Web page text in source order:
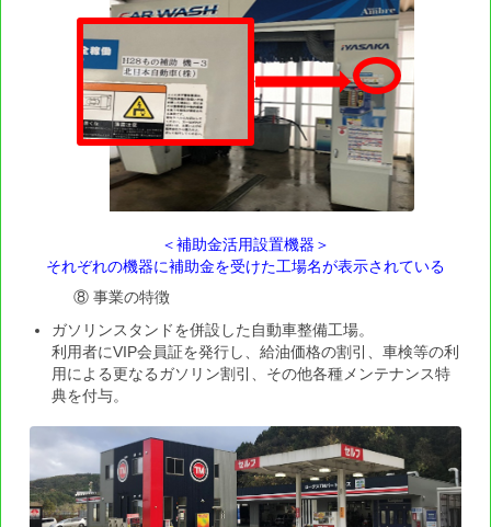
ビスネットワーク提供
補助金を活用した6社共同経営による新拠点の設
損益分岐点が理解できる体験型会計研修会
長崎整振 女性部会主催「女性の集い」
酒田支部女性部会「女性向け研修会」
マイカー点検教室及び日常点検＆緊急時対応教室
キッズジョブまつやま2018（子ども職業体験イベ
ント）
水島カーフェスティバル＆マイカー点検教室
OSS 申請システム「楽楽OSS」導入事例（15）
OSS 申請システム「楽楽OSS」導入事例（14）
＜補助金活用設置機器＞
それぞれの機器に補助金を受けた工場名が表示されている
⑧ 事業の特徴
ガソリンスタンドを併設した自動車整備工場。
利用者にVIP会員証を発行し、給油価格の割引、車検等の利
用による更なるガソリン割引、その他各種メンテナンス特
典を付与。